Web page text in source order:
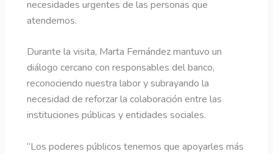
necesidades urgentes de las personas que
atendemos.
Durante la visita, Marta Fernández mantuvo un
diálogo cercano con responsables del banco,
reconociendo nuestra labor y subrayando la
necesidad de reforzar la colaboración entre las
instituciones públicas y entidades sociales.
“Los poderes públicos tenemos que apoyarles más